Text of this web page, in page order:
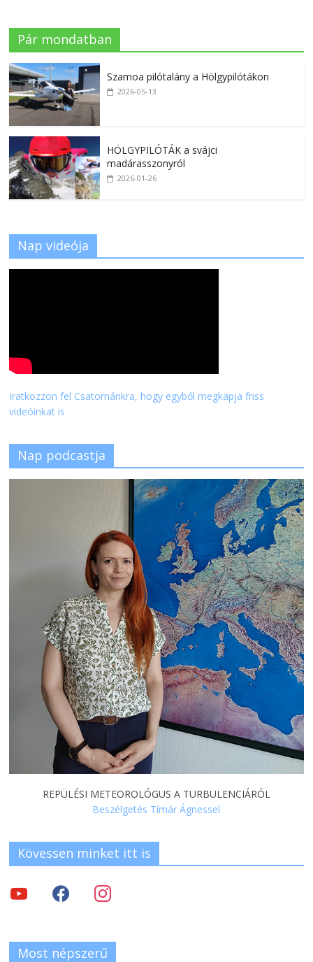
Pár mondatban
Szamoa pilótalány a Hölgypilótákon
2026-05-13
HÖLGYPILÓTÁK a svájci
madárasszonyról
2026-01-26
Nap videója
Iratkozzon fel Csatornánkra, hogy egyből megkapja friss
videóinkat is
Nap podcastja
REPÜLÉSI METEOROLÓGUS A TURBULENCIÁRÓL
Beszélgetés Tímár Ágnessel
Kövessen minket itt is
Most népszerű